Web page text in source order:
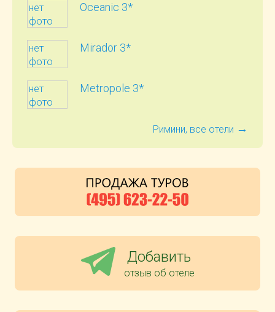
нет
фото
Oceanic 3*
нет
фото
Mirador 3*
нет
фото
Metropole 3*
Римини, все отели →
Добавить
отзыв об отеле